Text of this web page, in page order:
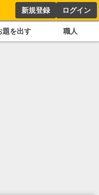
新規登録 ログイン
題を出す 職人